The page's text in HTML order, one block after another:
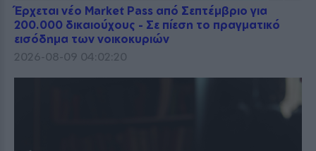
Έρχεται νέο Market Pass από Σεπτέμβριο για
200.000 δικαιούχους - Σε πίεση το πραγματικό
εισόδημα των νοικοκυριών
2026-08-09 04:02:20